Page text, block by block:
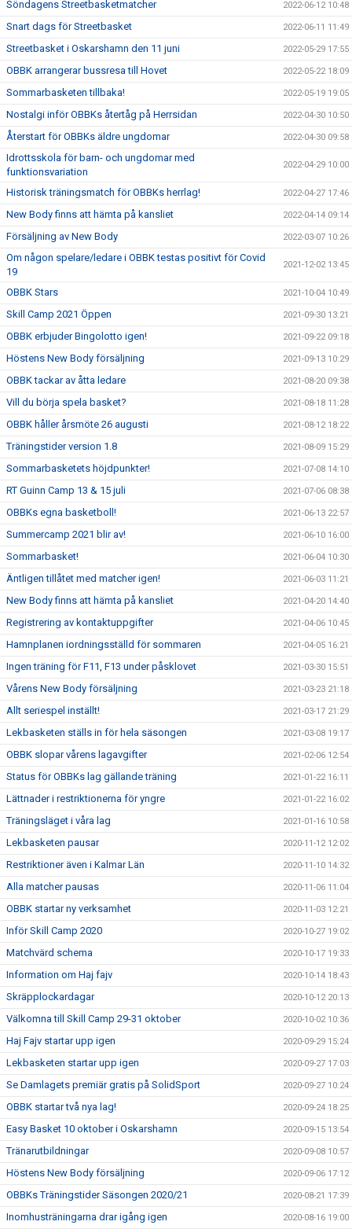
Söndagens Streetbasketmatcher 2022-06-12 10:48
Snart dags för Streetbasket 2022-06-11 11:49
Streetbasket i Oskarshamn den 11 juni 2022-05-29 17:55
OBBK arrangerar bussresa till Hovet 2022-05-22 18:09
Sommarbasketen tillbaka! 2022-05-19 19:05
Nostalgi inför OBBKs återtåg på Herrsidan 2022-04-30 10:50
Återstart för OBBKs äldre ungdomar 2022-04-30 09:58
Idrottsskola för barn- och ungdomar med
funktionsvariation
2022-04-29 10:00
Historisk träningsmatch för OBBKs herrlag! 2022-04-27 17:46
New Body finns att hämta på kansliet 2022-04-14 09:14
Försäljning av New Body 2022-03-07 10:26
Om någon spelare/ledare i OBBK testas positivt för Covid
19
2021-12-02 13:45
OBBK Stars 2021-10-04 10:49
Skill Camp 2021 Öppen 2021-09-30 13:21
OBBK erbjuder Bingolotto igen! 2021-09-22 09:18
Höstens New Body försäljning 2021-09-13 10:29
OBBK tackar av åtta ledare 2021-08-20 09:38
Vill du börja spela basket? 2021-08-18 11:28
OBBK håller årsmöte 26 augusti 2021-08-12 18:22
Träningstider version 1.8 2021-08-09 15:29
Sommarbasketets höjdpunkter! 2021-07-08 14:10
RT Guinn Camp 13 & 15 juli 2021-07-06 08:38
OBBKs egna basketboll! 2021-06-13 22:57
Summercamp 2021 blir av! 2021-06-10 16:00
Sommarbasket! 2021-06-04 10:30
Äntligen tillåtet med matcher igen! 2021-06-03 11:21
New Body finns att hämta på kansliet 2021-04-20 14:40
Registrering av kontaktuppgifter 2021-04-06 10:45
Hamnplanen iordningsställd för sommaren 2021-04-05 16:21
Ingen träning för F11, F13 under påsklovet 2021-03-30 15:51
Vårens New Body försäljning 2021-03-23 21:18
Allt seriespel inställt! 2021-03-17 21:29
Lekbasketen ställs in för hela säsongen 2021-03-08 19:17
OBBK slopar vårens lagavgifter 2021-02-06 12:54
Status för OBBKs lag gällande träning 2021-01-22 16:11
Lättnader i restriktionerna för yngre 2021-01-22 16:02
Träningsläget i våra lag 2021-01-16 10:58
Lekbasketen pausar 2020-11-12 12:02
Restriktioner även i Kalmar Län 2020-11-10 14:32
Alla matcher pausas 2020-11-06 11:04
OBBK startar ny verksamhet 2020-11-03 12:21
Inför Skill Camp 2020 2020-10-27 19:02
Matchvärd schema 2020-10-17 19:33
Information om Haj fajv 2020-10-14 18:43
Skräpplockardagar 2020-10-12 20:13
Välkomna till Skill Camp 29-31 oktober 2020-10-02 10:36
Haj Fajv startar upp igen 2020-09-29 15:24
Lekbasketen startar upp igen 2020-09-27 17:03
Se Damlagets premiär gratis på SolidSport 2020-09-27 10:24
OBBK startar två nya lag! 2020-09-24 18:25
Easy Basket 10 oktober i Oskarshamn 2020-09-15 13:54
Tränarutbildningar 2020-09-08 10:57
Höstens New Body försäljning 2020-09-06 17:12
OBBKs Träningstider Säsongen 2020/21 2020-08-21 17:39
Inomhusträningarna drar igång igen 2020-08-16 19:00